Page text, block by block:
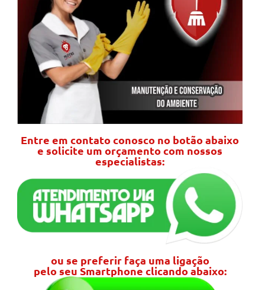
Entre em contato conosco no botão abaixo
e solicite um orçamento com nossos
especialistas:
ou se preferir faça uma ligação
pelo seu Smartphone clicando abaixo: